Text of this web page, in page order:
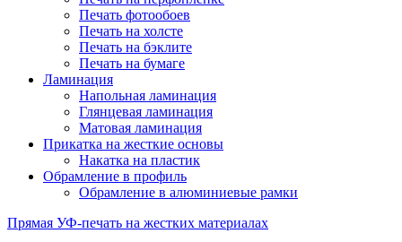
Печать фотообоев
Печать на холсте
Печать на бэклите
Печать на бумаге
Ламинация
Напольная ламинация
Глянцевая ламинация
Матовая ламинация
Прикатка на жесткие основы
Накатка на пластик
Обрамление в профиль
Обрамление в алюминиевые рамки
Прямая УФ-печать на жестких материалах